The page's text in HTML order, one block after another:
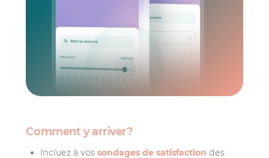
Comment y arriver?
Incluez à vossondages de satisfaction des